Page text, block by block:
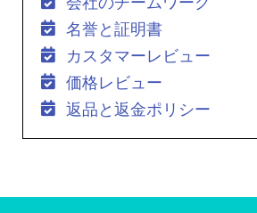
名誉と証明書
カスタマーレビュー
価格レビュー
返品と返金ポリシー